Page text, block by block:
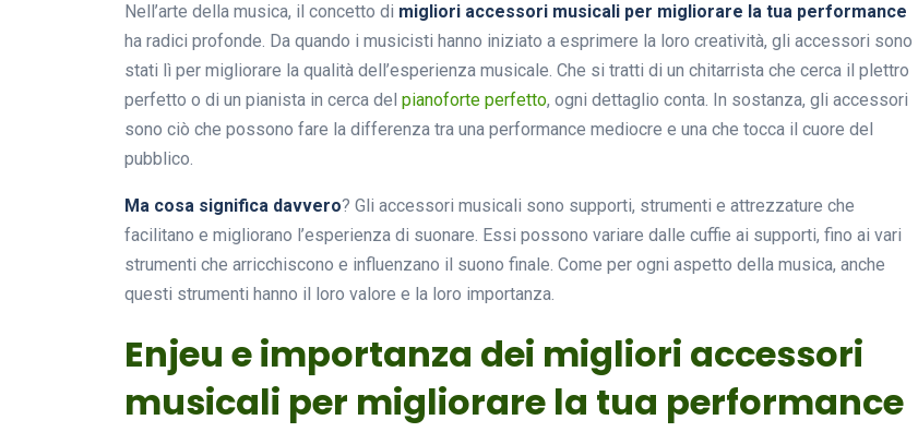
Nell’arte della musica, il concetto di migliori accessori musicali per migliorare la tua performance
ha radici profonde. Da quando i musicisti hanno iniziato a esprimere la loro creatività, gli accessori sono
stati lì per migliorare la qualità dell’esperienza musicale. Che si tratti di un chitarrista che cerca il plettro
perfetto o di un pianista in cerca del pianoforte perfetto, ogni dettaglio conta. In sostanza, gli accessori
sono ciò che possono fare la differenza tra una performance mediocre e una che tocca il cuore del
pubblico.
Ma cosa significa davvero? Gli accessori musicali sono supporti, strumenti e attrezzature che
facilitano e migliorano l’esperienza di suonare. Essi possono variare dalle cuffie ai supporti, fino ai vari
strumenti che arricchiscono e influenzano il suono finale. Come per ogni aspetto della musica, anche
questi strumenti hanno il loro valore e la loro importanza.
Enjeu e importanza dei migliori accessori
musicali per migliorare la tua performance